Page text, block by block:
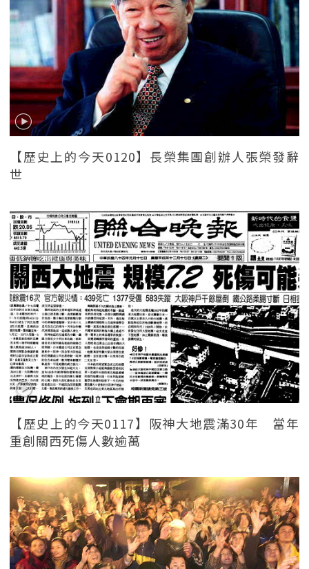
【歷史上的今天0120】長榮集團創辦人張榮發辭
世
【歷史上的今天0117】阪神大地震滿30年 當年
重創關西死傷人數逾萬